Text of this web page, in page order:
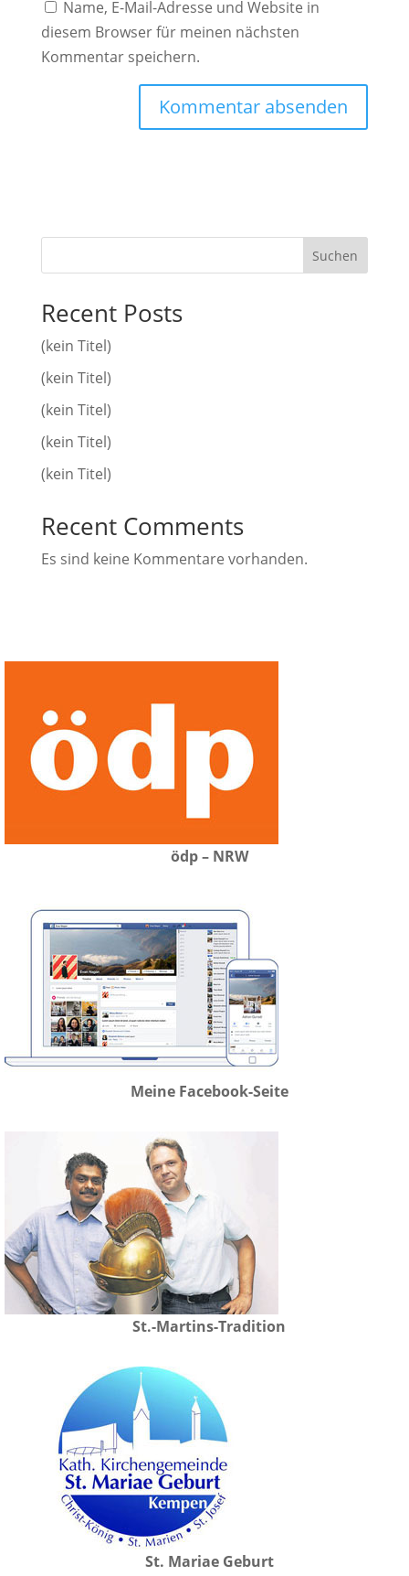
Name, E-Mail-Adresse und Website in
diesem Browser für meinen nächsten
Kommentar speichern.
Suchen
Recent Posts
(kein Titel)
(kein Titel)
(kein Titel)
(kein Titel)
(kein Titel)
Recent Comments
Es sind keine Kommentare vorhanden.
ödp – NRW
Meine Facebook-Seite
St.-Martins-Tradition
St. Mariae Geburt